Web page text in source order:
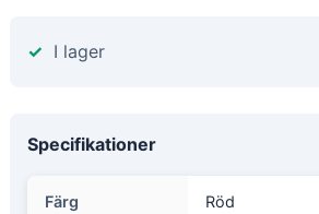
I lager
Specifikationer
Färg Röd